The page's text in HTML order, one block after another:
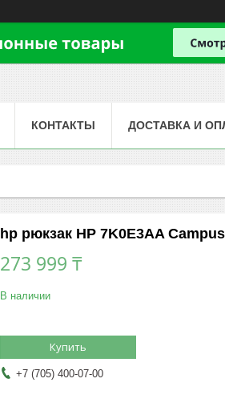
КОНТАКТЫ ДОСТАВКА И
hp рюкзак HP 7K0E3AA
273 999 ₸
В наличии
Купить
+7 (705) 400-07-00